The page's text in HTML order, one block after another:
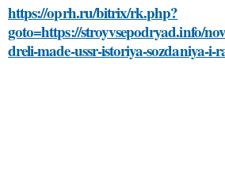
https://oprh.ru/bitrix/rk.php?
goto=https://stroyvsepodryad.info/
dreli-made-ussr-istoriya-sozdaniya-i-